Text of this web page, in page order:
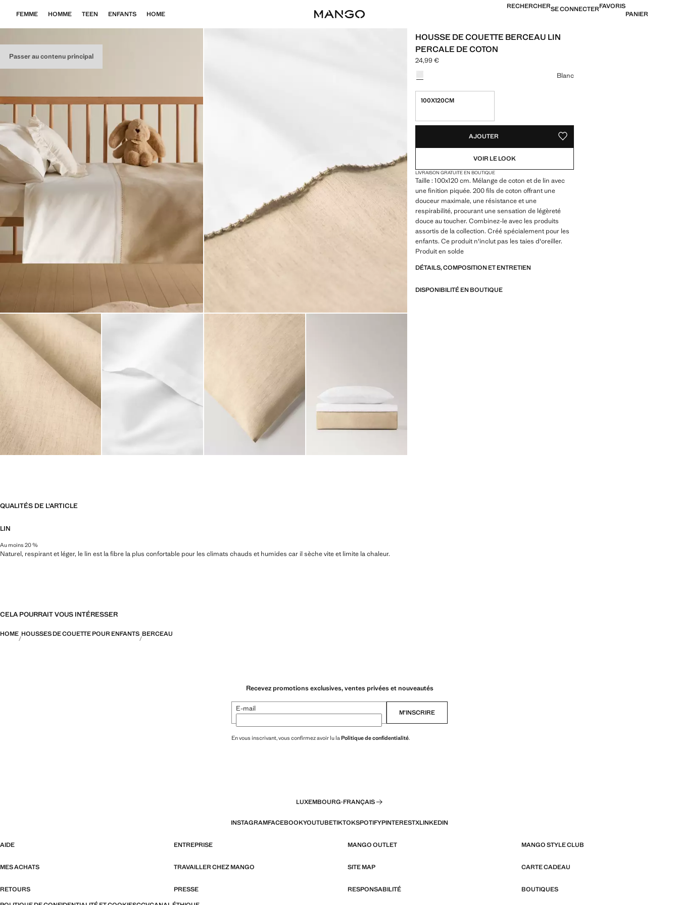
Passer au contenu principal
FEMME HOMME TEEN ENFANTS HOME
RECHERCHERSE CONNECTERFAVORIS
PANIER
HOUSSE DE COUETTE BERCEAU LIN
PERCALE DE COTON
Prix actuel [24,99 € ]
24,99 €
Blanc
100X120CM
AJOUTER AJOUTER AUX FAVORIS
VOIR LE LOOK
LIVRAISON GRATUITE EN BOUTIQUE
Taille : 100x120 cm. Mélange de coton et de lin avec
une finition piquée. 200 fils de coton offrant une
douceur maximale, une résistance et une
respirabilité, procurant une sensation de légèreté
douce au toucher. Combinez-le avec les produits
assortis de la collection. Créé spécialement pour les
enfants. Ce produit n'inclut pas les taies d'oreiller.
Produit en solde
DÉTAILS, COMPOSITION ET ENTRETIEN
DISPONIBILITÉ EN BOUTIQUE
QUALITÉS DE L'ARTICLE
LIN
Au moins 20 %
Naturel, respirant et léger, le lin est la fibre la plus confortable pour les climats chauds et humides car il sèche vite et limite la chaleur.
CELA POURRAIT VOUS INTÉRESSER
HOME HOUSSES DE COUETTE POUR ENFANTS BERCEAU
Recevez promotions exclusives, ventes privées et nouveautés
E-mail M’INSCRIRE
En vous inscrivant, vous confirmez avoir lu laPolitique de confidentialité.
LUXEMBOURG·FRANÇAIS
INSTAGRAMFACEBOOKYOUTUBETIKTOKSPOTIFYPINTERESTXLINKEDIN
AIDE ENTREPRISE MANGO OUTLET MANGO STYLE CLUB
MES ACHATS TRAVAILLER CHEZ MANGO SITE MAP CARTE CADEAU
RETOURS PRESSE RESPONSABILITÉ
BOUTIQUES